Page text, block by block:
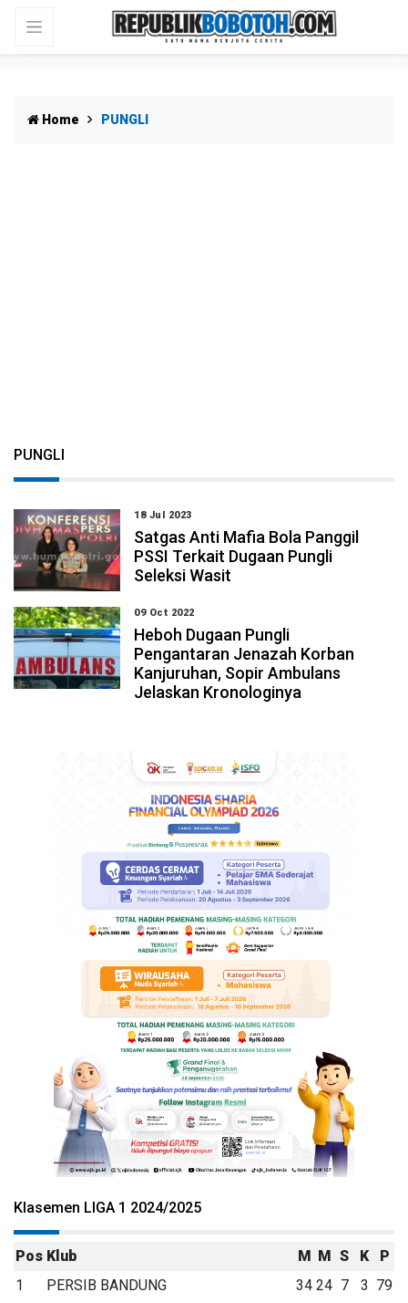
Home PUNGLI
PUNGLI
18 Jul 2023
Satgas Anti Mafia Bola Panggil
PSSI Terkait Dugaan Pungli
Seleksi Wasit
09 Oct 2022
Heboh Dugaan Pungli
Pengantaran Jenazah Korban
Kanjuruhan, Sopir Ambulans
Jelaskan Kronologinya
Klasemen LIGA 1 2024/2025
Pos Klub M M S K
P
1
PERSIB BANDUNG 34 24 7 3 79